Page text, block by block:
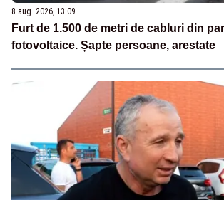
8 aug. 2026, 13:09
Furt de 1.500 de metri de cabluri din
fotovoltaice. Șapte persoane, arestate